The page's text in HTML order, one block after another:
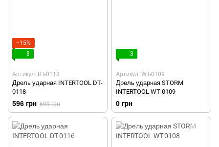
−15%
3
Артикул: DT-0118
Дрель ударная INTERTOOL DT-
0118
596 грн 699 грн
3
Артикул: WT-0109
Дрель ударная STORM
INTERTOOL WT-0109
0 грн